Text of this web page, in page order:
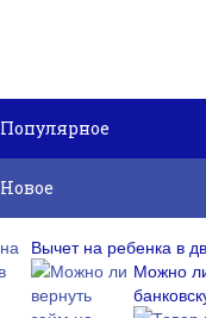
Популярное
Новое
Вычет на ребенка в
Можно